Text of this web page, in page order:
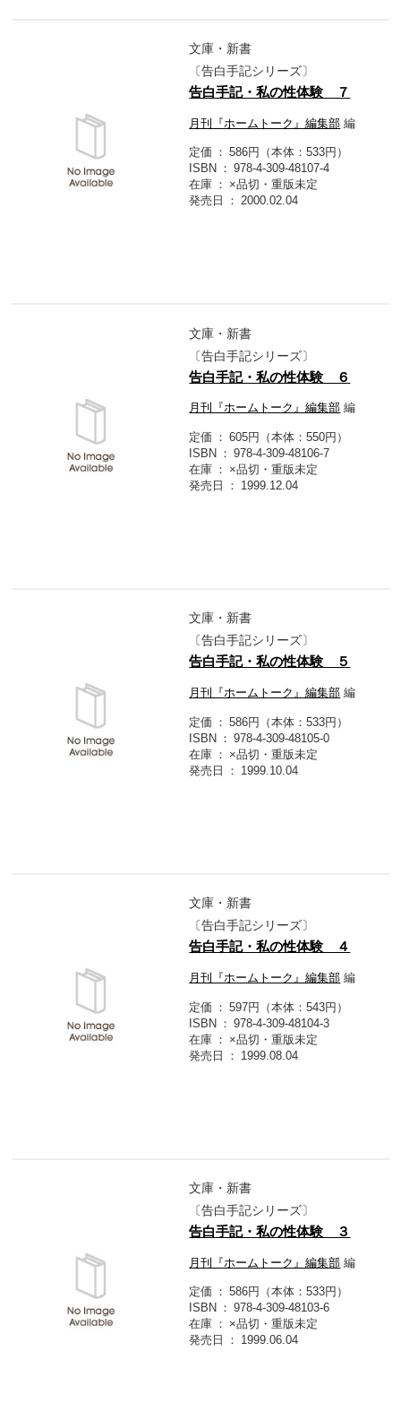
文庫・新書
〔告白手記シリーズ〕
告白手記・私の性体験 ７
月刊『ホームトーク』編集部 編
定価
586円（本体：533円）
ISBN
978-4-309-48107-4
在庫
×品切・重版未定
発売日
2000.02.04
文庫・新書
〔告白手記シリーズ〕
告白手記・私の性体験 ６
月刊『ホームトーク』編集部 編
定価
605円（本体：550円）
ISBN
978-4-309-48106-7
在庫
×品切・重版未定
発売日
1999.12.04
文庫・新書
〔告白手記シリーズ〕
告白手記・私の性体験 ５
月刊『ホームトーク』編集部 編
定価
586円（本体：533円）
ISBN
978-4-309-48105-0
在庫
×品切・重版未定
発売日
1999.10.04
文庫・新書
〔告白手記シリーズ〕
告白手記・私の性体験 ４
月刊『ホームトーク』編集部 編
定価
597円（本体：543円）
ISBN
978-4-309-48104-3
在庫
×品切・重版未定
発売日
1999.08.04
文庫・新書
〔告白手記シリーズ〕
告白手記・私の性体験 ３
月刊『ホームトーク』編集部 編
定価
586円（本体：533円）
ISBN
978-4-309-48103-6
在庫
×品切・重版未定
発売日
1999.06.04